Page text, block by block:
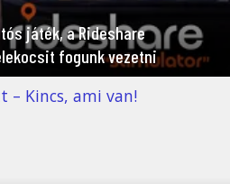
játék, a Rideshare
fogunk vezetni